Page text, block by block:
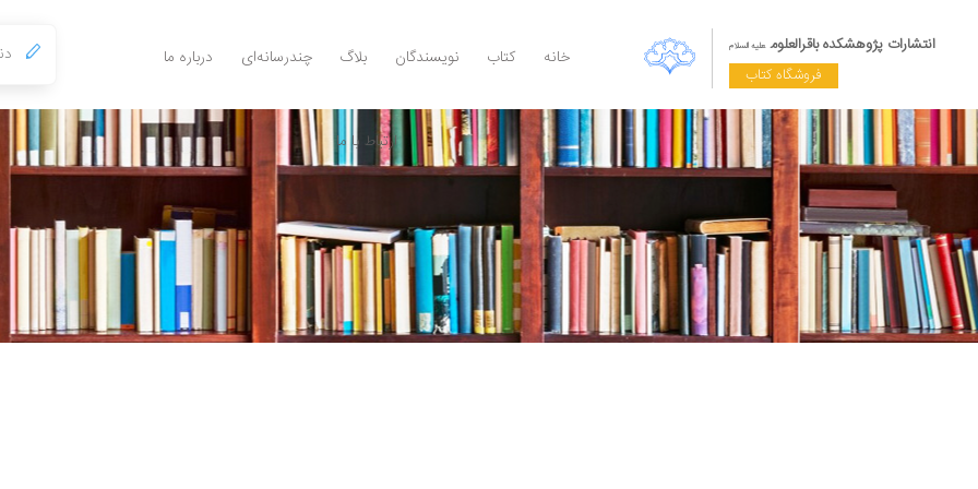
انتشارات پژوهشکده باقرالعلوم علیه السلام
فروشگاه کتاب
خانه کتاب نویسندگان بلاگ چندرسانه‌ای درباره ما
ارتباط با ما